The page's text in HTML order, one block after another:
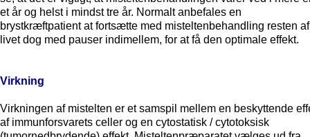
et år og helst i mindst tre år. Normalt anbefales en
brystkræftpatient at fortsætte med misteltenbehandling resten af
livet dog med pauser indimellem, for at få den optimale effekt.
Virkning
Virkningen af mistelten er et samspil mellem en beskyttende
af immunforsvarets celler og en cytostatisk / cytotoksisk